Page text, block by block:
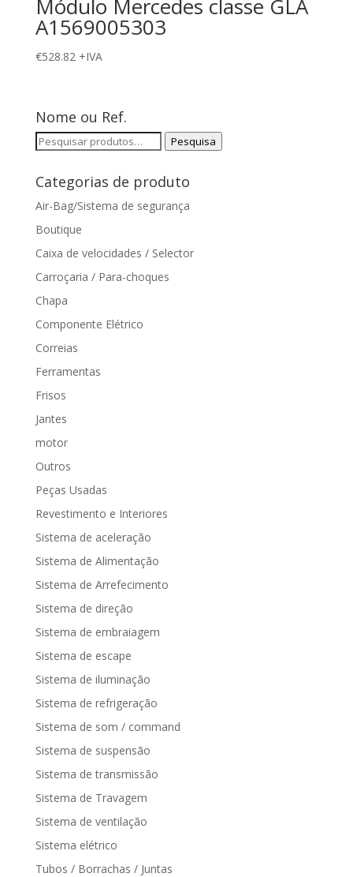
Módulo Mercedes classe GLA
A1569005303
€528.82 +IVA
Nome ou Ref.
Pesquisar
Pesquisa
Categorias de produto
Air-Bag/Sistema de segurança
Boutique
Caixa de velocidades / Selector
Carroçaria / Para-choques
Chapa
Componente Elétrico
Correias
Ferramentas
Frisos
Jantes
motor
Outros
Peças Usadas
Revestimento e Interiores
Sistema de aceleração
Sistema de Alimentação
Sistema de Arrefecimento
Sistema de direção
Sistema de embraiagem
Sistema de escape
Sistema de iluminação
Sistema de refrigeração
Sistema de som / command
Sistema de suspensão
Sistema de transmissão
Sistema de Travagem
Sistema de ventilação
Sistema elétrico
Tubos / Borrachas / Juntas